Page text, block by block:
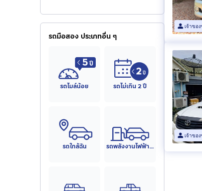
รถมือสอง ประเภทอื่น ๆ
รถไมล์น้อย รถไม่เกิน 2 ปี
รถใกล้ฉัน รถพลังงานไฟฟ้า (EV)
เจ้าขอ
เจ้าขอ